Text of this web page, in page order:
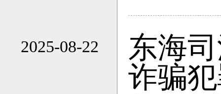
2025-08-22
东海
诈骗